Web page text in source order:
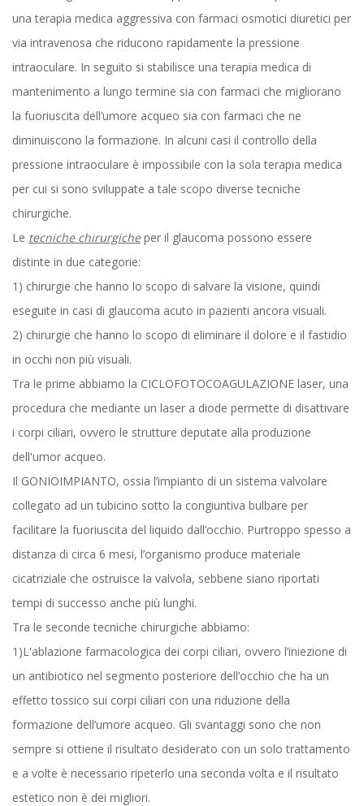
una terapia medica aggressiva con farmaci osmotici diuretici per
via intravenosa che riducono rapidamente la pressione
intraoculare. In seguito si stabilisce una terapia medica di
mantenimento a lungo termine sia con farmaci che migliorano
la fuoriuscita dell’umore acqueo sia con farmaci che ne
diminuiscono la formazione. In alcuni casi il controllo della
pressione intraoculare è impossibile con la sola terapia medica
per cui si sono sviluppate a tale scopo diverse tecniche
chirurgiche.
Le tecniche chirurgicheper il glaucoma possono essere
distinte in due categorie:
1) chirurgie che hanno lo scopo di salvare la visione, quindi
eseguite in casi di glaucoma acuto in pazienti ancora visuali.
2) chirurgie che hanno lo scopo di eliminare il dolore e il fastidio
in occhi non più visuali.
Tra le prime abbiamo la CICLOFOTOCOAGULAZIONE laser, una
procedura che mediante un laser a diode permette di disattivare
i corpi ciliari, ovvero le strutture deputate alla produzione
dell'umor acqueo.
Il GONIOIMPIANTO, ossia l’impianto di un sistema valvolare
collegato ad un tubicino sotto la congiuntiva bulbare per
facilitare la fuoriuscita del liquido dall’occhio. Purtroppo spesso a
distanza di circa 6 mesi, l’organismo produce materiale
cicatriziale che ostruisce la valvola, sebbene siano riportati
tempi di successo anche più lunghi.
Tra le seconde tecniche chirurgiche abbiamo:
1)L'ablazione farmacologica dei corpi ciliari, ovvero l’iniezione di
un antibiotico nel segmento posteriore dell’occhio che ha un
effetto tossico sui corpi ciliari con una riduzione della
formazione dell’umore acqueo. Gli svantaggi sono che non
sempre si ottiene il risultato desiderato con un solo trattamento
e a volte è necessario ripeterlo una seconda volta e il risultato
estetico non è dei migliori.